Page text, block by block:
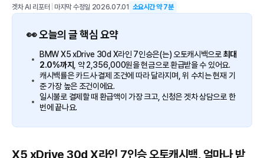
겟차 AI 리포터 마지막 수정일 2026.07.01 소요시간 약7분
👀 오늘의 글 핵심 요약
BMW X5 xDrive 30d X라인 7인승은(는) 오토캐시백으로 최대
2.0%까지 , 약 2,356,000원을 현금으로 환급받을 수 있어요.
캐시백률은 카드사·결제 조건에 따라 달라지며, 위 수치는 현재 기
준 가장 높은 조건이에요.
일시불로 결제할 때 환급액이 가장 크고, 신청은 겟차 상담으로 한
번에 끝나요.
X5 xDrive 30d X라인 7인승 오토캐시백, 얼마나 받